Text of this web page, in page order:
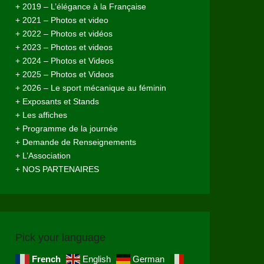
+ 2019 – L’élégance à la Française
+ 2021 – Photos et video
+ 2022 – Photos et vidéos
+ 2023 – Photos et videos
+ 2024 – Photos et Videos
+ 2025 – Photos et Videos
+ 2026 – Le sport mécanique au féminin
+ Exposants et Stands
+ Les affiches
+ Programme de la journée
+ Demande de Renseignements
+ L’Association
+ NOS PARTENAIRES
Pick your language
French English German